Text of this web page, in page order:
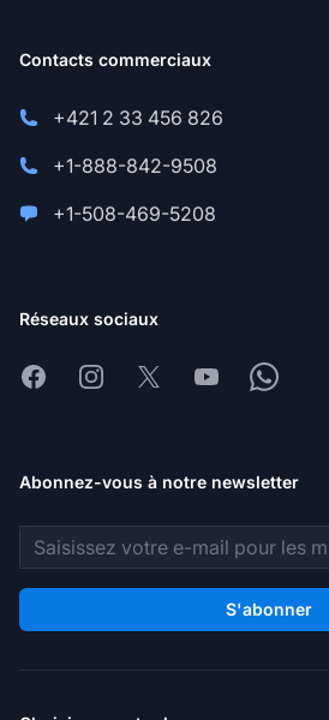
Contacts commerciaux
+421 2 33 456 826
+1-888-842-9508
+1-508-469-5208
Réseaux sociaux
FacebookInstagram
X YoutubeWhatsapp
Abonnez-vous à notre newsletter
Adresse e-mail
S'abonner